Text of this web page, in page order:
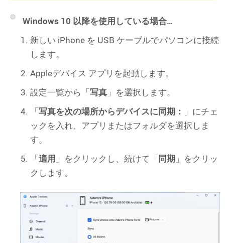
Windows 10 以降を使用している場合…
新しい iPhone を USB ケーブルでパソコンに接続
します。
Appleデバイス アプリを起動します。
設定一覧から「写真 」を選択します。
「写真を次の場所からデバイスに同期： 」にチェ
ックを入れ、アプリまたはフォルダを選択しま
す。
「適用 」をクリックし、続けて「同期 」をクリッ
クします。